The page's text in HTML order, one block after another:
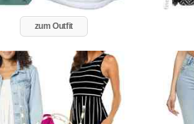
zum Outfit